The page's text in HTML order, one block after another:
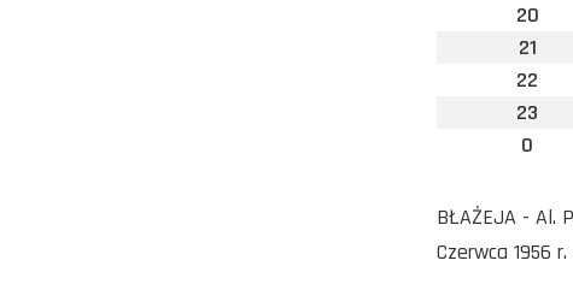
20
21
22
23
0
BŁAŻEJA - Al.
Czerwca 1956